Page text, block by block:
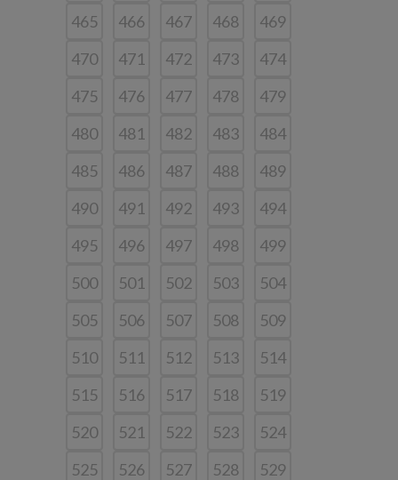
465 466 467 468
469
470
471 472 473
474
475
476 477 478
479
480
481 482 483
484
485
486 487 488
489
490
491 492 493
494
495
496 497 498
499
500
501 502 503
504
505
506 507 508
509
510
511 512 513
514
515
516 517 518
519
520
521 522 523
524
525
526 527 528
529